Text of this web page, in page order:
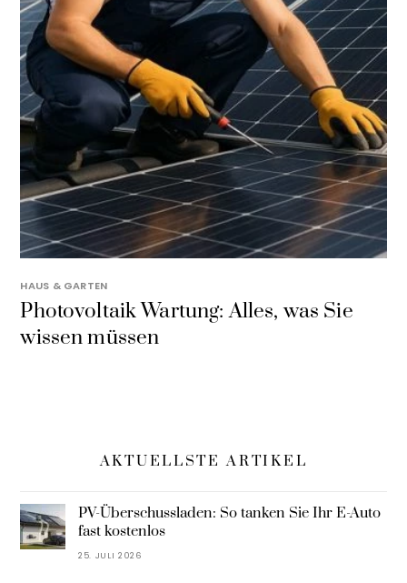
HAUS & GARTEN
Photovoltaik Wartung: Alles, was Sie
wissen müssen
AKTUELLSTE ARTIKEL
PV-Überschussladen: So tanken Sie Ihr E-Auto
fast kostenlos
25. JULI 2026